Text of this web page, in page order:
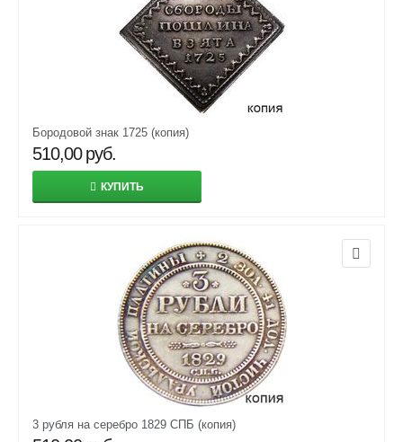
Бородовой знак 1725 (копия)
510,00 руб.
КУПИТЬ
3 рубля на серебро 1829 СПБ (копия)